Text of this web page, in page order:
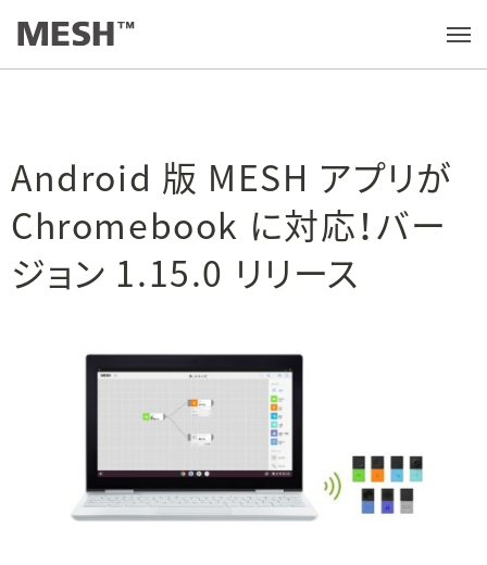
メ
ュ
最新情報 /
Android 版 MESH アプリが
Chromebook に対応！バー
ジョン 1.15.0 リリース